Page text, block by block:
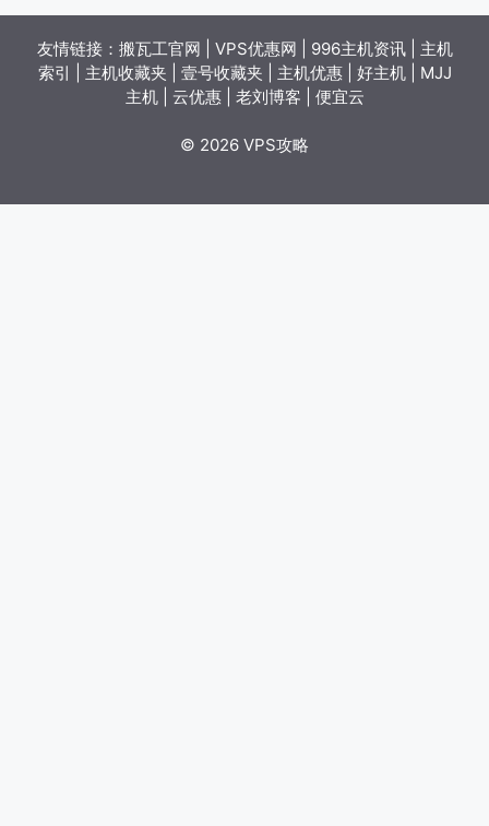
友情链接： 搬瓦工官网 VPS优惠网 996主机资讯| 主机
索引
主机收藏夹 壹号收藏夹 主机优惠| 好主机| MJJ
主机| 云优惠| 老刘博客 便宜云
© 2026 VPS攻略